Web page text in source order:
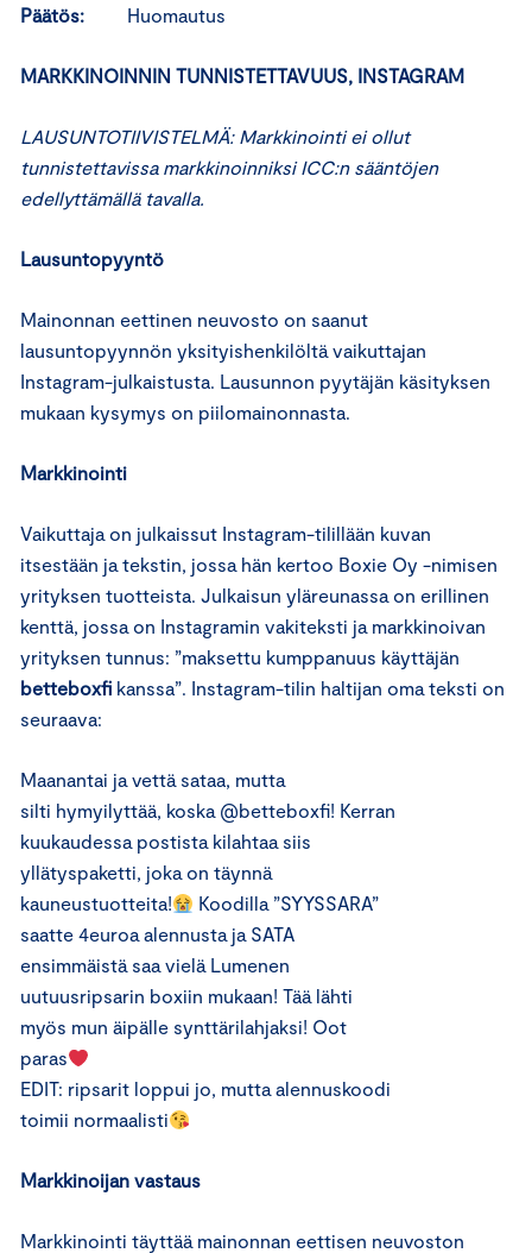
Päätös: Huomautus
MARKKINOINNIN TUNNISTETTAVUUS, INSTAGRAM
LAUSUNTOTIIVISTELMÄ: Markkinointi ei ollut
tunnistettavissa markkinoinniksi ICC:n sääntöjen
edellyttämällä tavalla.
Lausuntopyyntö
Mainonnan eettinen neuvosto on saanut
lausuntopyynnön yksityishenkilöltä vaikuttajan
Instagram-julkaistusta. Lausunnon pyytäjän käsityksen
mukaan kysymys on piilomainonnasta.
Markkinointi
Vaikuttaja on julkaissut Instagram-tilillään kuvan
itsestään ja tekstin, jossa hän kertoo Boxie Oy -nimisen
yrityksen tuotteista. Julkaisun yläreunassa on erillinen
kenttä, jossa on Instagramin vakiteksti ja markkinoivan
yrityksen tunnus: ”maksettu kumppanuus käyttäjän
betteboxfi kanssa”. Instagram-tilin haltijan oma teksti on
seuraava:
Maanantai ja vettä sataa, mutta
silti hymyilyttää, koska @betteboxfi! Kerran
kuukaudessa postista kilahtaa siis
yllätyspaketti, joka on täynnä
kauneustuotteita!
Koodilla ”SYYSSARA”
saatte 4euroa alennusta ja SATA
ensimmäistä saa vielä Lumenen
uutuusripsarin boxiin mukaan! Tää lähti
myös mun äipälle synttärilahjaksi! Oot
paras
EDIT: ripsarit loppui jo, mutta alennuskoodi
toimii normaalisti
Markkinoijan vastaus
Markkinointi täyttää mainonnan eettisen neuvoston